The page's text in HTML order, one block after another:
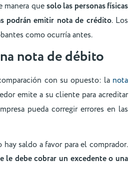
manera quesolo las personas físicas
podrán emitir nota de crédito. Los
como ocurría antes.
nota de débito
con su opuesto: la nota
emite a su cliente para acreditar
pueda corregir errores en las
saldo a favor para el comprador.
le debe cobrar un excedente o una